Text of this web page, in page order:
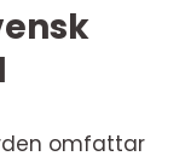
omfattar